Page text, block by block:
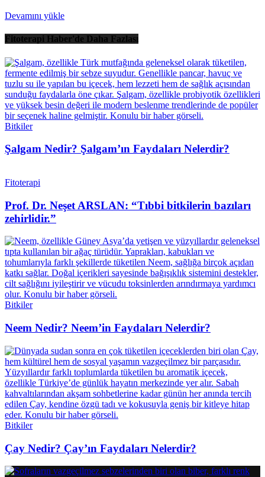
Devamını yükle
Fitoterapi Haber'de Daha Fazlası
Bitkiler
Şalgam Nedir? Şalgam’ın Faydaları Nelerdir?
Fitoterapi
Prof. Dr. Neşet ARSLAN: “Tıbbi bitkilerin bazıları
zehirlidir.”
Bitkiler
Neem Nedir? Neem’in Faydaları Nelerdir?
Bitkiler
Çay Nedir? Çay’ın Faydaları Nelerdir?